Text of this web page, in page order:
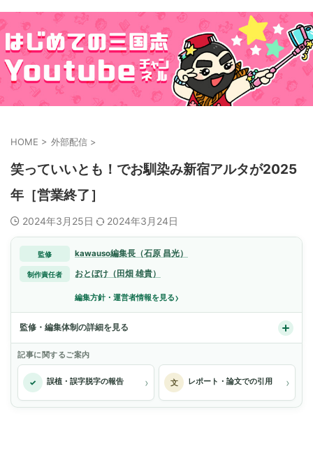
HOME > 外部配信 >
笑っていいとも！でお馴染み新宿アルタが2025
年［営業終了］
2024年3月25日 2024年3月24日
監修 kawauso編集長（石原 昌光）
制作責任者 おとぼけ（田畑 雄貴）
編集方針・運営者情報を見る›
監修・編集体制の詳細を見る
記事に関するご案内
✓ 誤植・誤字脱字の報告 › 文 レポート・論文での引用 ›